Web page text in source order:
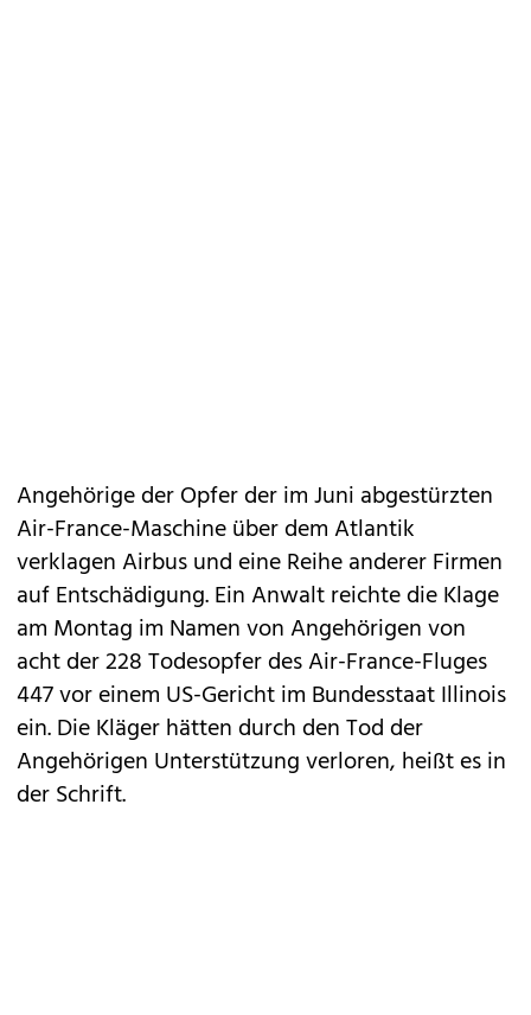
Angehörige der Opfer der im Juni abgestürzten
Air-France-Maschine über dem Atlantik
verklagen Airbus und eine Reihe anderer Firmen
auf Entschädigung. Ein Anwalt reichte die Klage
am Montag im Namen von Angehörigen von
acht der 228 Todesopfer des Air-France-Fluges
447 vor einem US-Gericht im Bundesstaat Illinois
ein. Die Kläger hätten durch den Tod der
Angehörigen Unterstützung verloren, heißt es in
der Schrift.